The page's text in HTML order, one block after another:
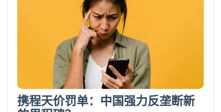
携程天价罚单：中国强力反垄断新